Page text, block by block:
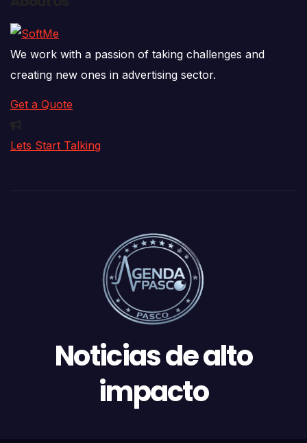
We work with a passion of taking challenges and
creating new ones in advertising sector.
Get a Quote
Lets Start Talking
Noticias de alto
impacto